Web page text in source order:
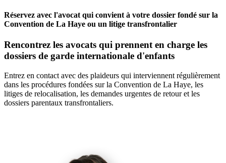
Réservez avec l'avocat qui convient à votre dossier fondé sur la
Convention de La Haye ou un litige transfrontalier
Rencontrez les avocats qui prennent en charge les
dossiers de garde internationale d'enfants
Entrez en contact avec des plaideurs qui interviennent régulièrement
dans les procédures fondées sur la Convention de La Haye, les
litiges de relocalisation, les demandes urgentes de retour et les
dossiers parentaux transfrontaliers.